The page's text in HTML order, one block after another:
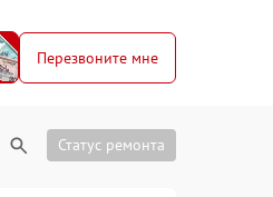
Перезвоните мне
Статус ремонта